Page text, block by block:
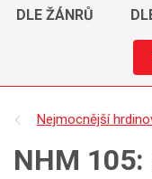
DLE ŽÁNRŮ
Nejmocnější
NHM 105: